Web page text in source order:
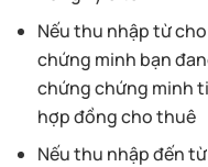
Nếu thu nhập từ
chứng minh bạn
chứng chứng minh
hợp đồng cho thuê
Nếu thu nhập đến